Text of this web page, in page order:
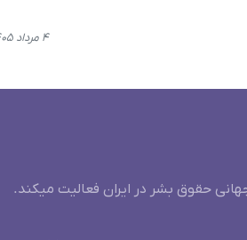
۴ مرداد ۱۴۰۵، ۱۹:۴۱
حقوق بشر در ایران فعالیت میکند.